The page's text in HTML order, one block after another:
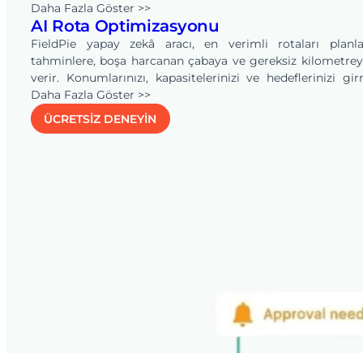
yönlendirir. Envanter sistemlerinizle entegre olan
akış, sorunsuz bir şekilde çalışır. Raflar daha hızlı
tedarik zinciriniz gecikme olmadan akar.
Daha Fazla Göster >>
AI Rota Optimizasyonu
FieldPie yapay zekâ aracı, en verimli rotaları
tahminlere, boşa harcanan çabaya ve gereksiz
verir. Konumlarınızı, kapasitelerinizi ve hedeflerinizi
yeterlidir; araç, ihtiyacınız olan kişi sayısını, ziyaret
toplam gün sayısını anında hesaplar. Koşullar
otomatik olarak uyarlanır, böylece rotalar optimize
Daha Fazla Göster >>
ÜCRETSİZ DENEYİN